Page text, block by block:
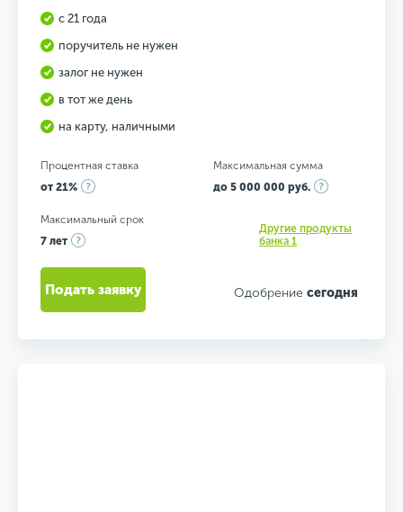
с 21 года
поручитель не нужен
залог не нужен
в тот же день
на карту, наличными
Процентная ставка
от 21%
Максимальная сумма
до 5 000 000 руб.
Максимальный срок
7 лет
Другие продукты
банка 1
Одобрение сегодня
Подать заявку